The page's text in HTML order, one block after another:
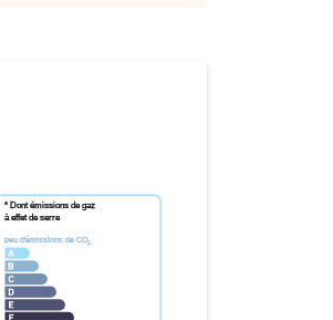
* Dont émissions de gaz
à effet de serre
peu d'émissions de CO2